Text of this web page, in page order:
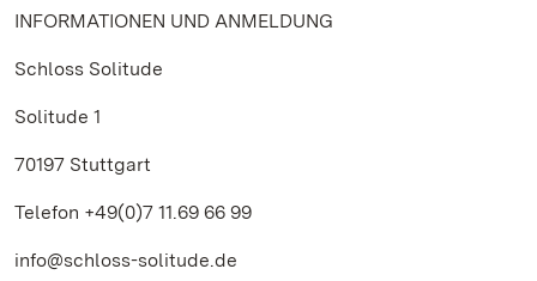
INFORMATIONEN UND ANMELDUNG
Schloss Solitude
Solitude 1
70197 Stuttgart
Telefon +49(0)7 11.69 66 99
info@schloss-solitude.de